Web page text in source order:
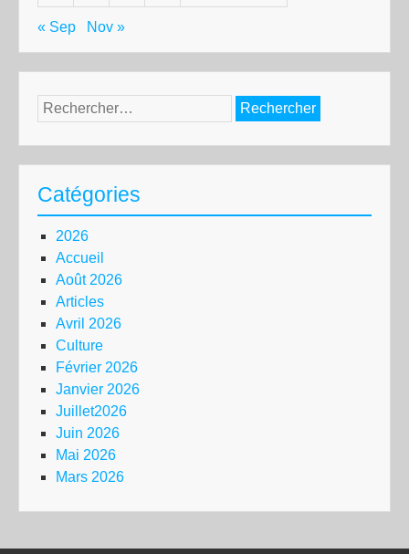
« Sep Nov »
Rechercher :
Catégories
2026
Accueil
Août 2026
Articles
Avril 2026
Culture
Février 2026
Janvier 2026
Juillet2026
Juin 2026
Mai 2026
Mars 2026